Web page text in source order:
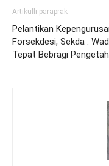
Artikulli paraprak
Pelantikan
Forsekdesi, Sekda :
Tepat Bebragi